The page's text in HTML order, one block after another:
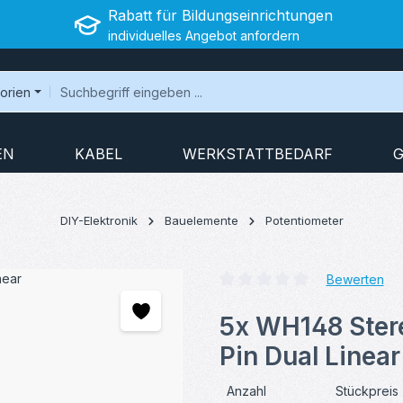
Rabatt für Bildungseinrichtungen
individuelles Angebot anfordern
KABEL WERKSTATTBEDARF
DIY-Elektronik Bauelemente Potentiometer
Bewerten
5x WH148
Pin Dual Linear
Anzahl Stückpreis